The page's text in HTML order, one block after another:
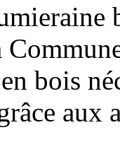
bois
aux